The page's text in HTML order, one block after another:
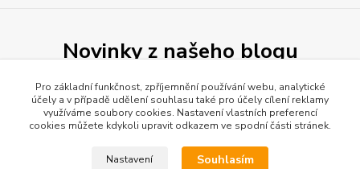
Novinky z našeho blogu
Pro základní funkčnost, zpříjemnění používání webu, analytické
účely a v případě udělení souhlasu také pro účely cílení reklamy
využíváme soubory cookies. Nastavení vlastních preferencí
cookies můžete kdykoli upravit odkazem ve spodní části stránek.
Nastavení Souhlasím